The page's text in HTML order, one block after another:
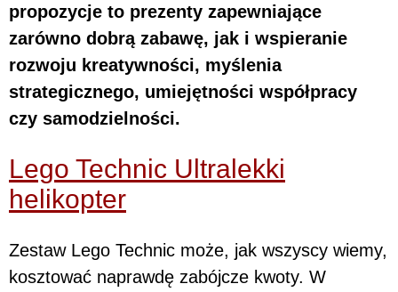
propozycje to prezenty zapewniające
zarówno dobrą zabawę, jak i wspieranie
rozwoju kreatywności, myślenia
strategicznego, umiejętności współpracy
czy samodzielności.
Lego Technic Ultralekki
helikopter
Zestaw Lego Technic może, jak wszyscy wiemy,
kosztować naprawdę zabójcze kwoty. W